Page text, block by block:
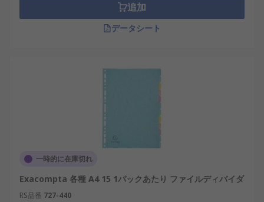
追加
データシート
一時的に在庫切れ
Exacompta 各種 A4 15 1パックあたり ファイルディバイダ
RS品番 727-440